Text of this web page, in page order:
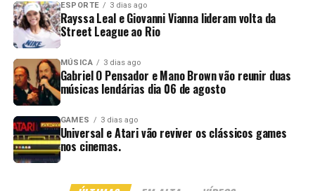
ESPORTE 3 dias ago
Rayssa Leal e Giovanni Vianna lideram volta da
Street League ao Rio
MÚSICA 3 dias ago
Gabriel O Pensador e Mano Brown vão reunir duas
músicas lendárias dia 06 de agosto
GAMES 3 dias ago
Universal e Atari vão reviver os clássicos games
nos cinemas.